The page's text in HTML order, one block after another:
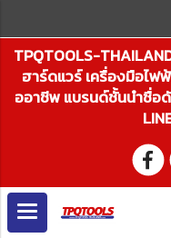
TPQTOOLS-
ฮาร์ดแวร์ เครื่องมือไฟ
ออาชีพ แบรนด์ชั้นนำชื่อ